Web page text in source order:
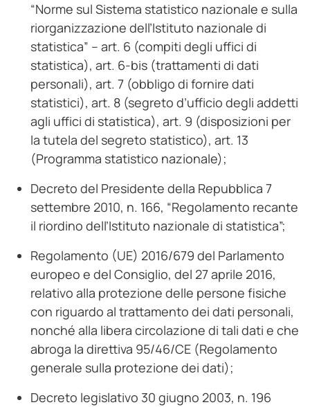
“Norme sul Sistema statistico nazionale e sulla
riorganizzazione dell’Istituto nazionale di
statistica” – art. 6 (compiti degli uffici di
statistica), art. 6-bis (trattamenti di dati
personali), art. 7 (obbligo di fornire dati
statistici), art. 8 (segreto d’ufficio degli addetti
agli uffici di statistica), art. 9 (disposizioni per
la tutela del segreto statistico), art. 13
(Programma statistico nazionale);
Decreto del Presidente della Repubblica 7
settembre 2010, n. 166, “Regolamento recante
il riordino dell’Istituto nazionale di statistica”;
Regolamento (UE) 2016/679 del Parlamento
europeo e del Consiglio, del 27 aprile 2016,
relativo alla protezione delle persone fisiche
con riguardo al trattamento dei dati personali,
nonché alla libera circolazione di tali dati e che
abroga la direttiva 95/46/CE (Regolamento
generale sulla protezione dei dati);
Decreto legislativo 30 giugno 2003, n. 196